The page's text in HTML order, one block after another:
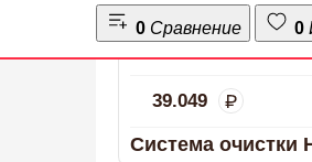
0 Сравнение 0
39.049
Система очистки